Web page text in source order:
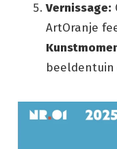
Vernissage:
ArtOranje
beeldentuin